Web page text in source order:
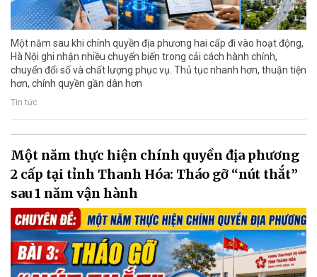
Một năm sau khi chính quyền địa phương hai cấp đi vào hoạt động,
Hà Nội ghi nhận nhiều chuyển biến trong cải cách hành chính,
chuyển đổi số và chất lượng phục vụ. Thủ tục nhanh hơn, thuận tiện
hơn, chính quyền gần dân hơn
Tin tức
Một năm thực hiện chính quyền địa phương
2 cấp tại tỉnh Thanh Hóa: Tháo gỡ “nút thắt”
sau 1 năm vận hành